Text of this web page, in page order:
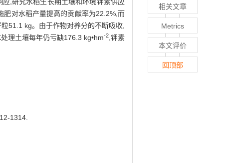
肥对水稻产量提高的贡献率为22.2%,而
51.1 kg。由于作物对养分的不断吸收,
理土壤每年仍亏缺176.3 kg•hm-2 ,钾素
1314.
相关文章
Metrics
本文评价
回顶部